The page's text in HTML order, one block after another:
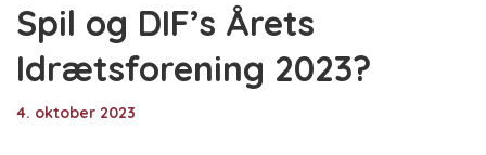
Spil og DIF’s Årets
Idrætsforening 2023?
4. oktober 2023